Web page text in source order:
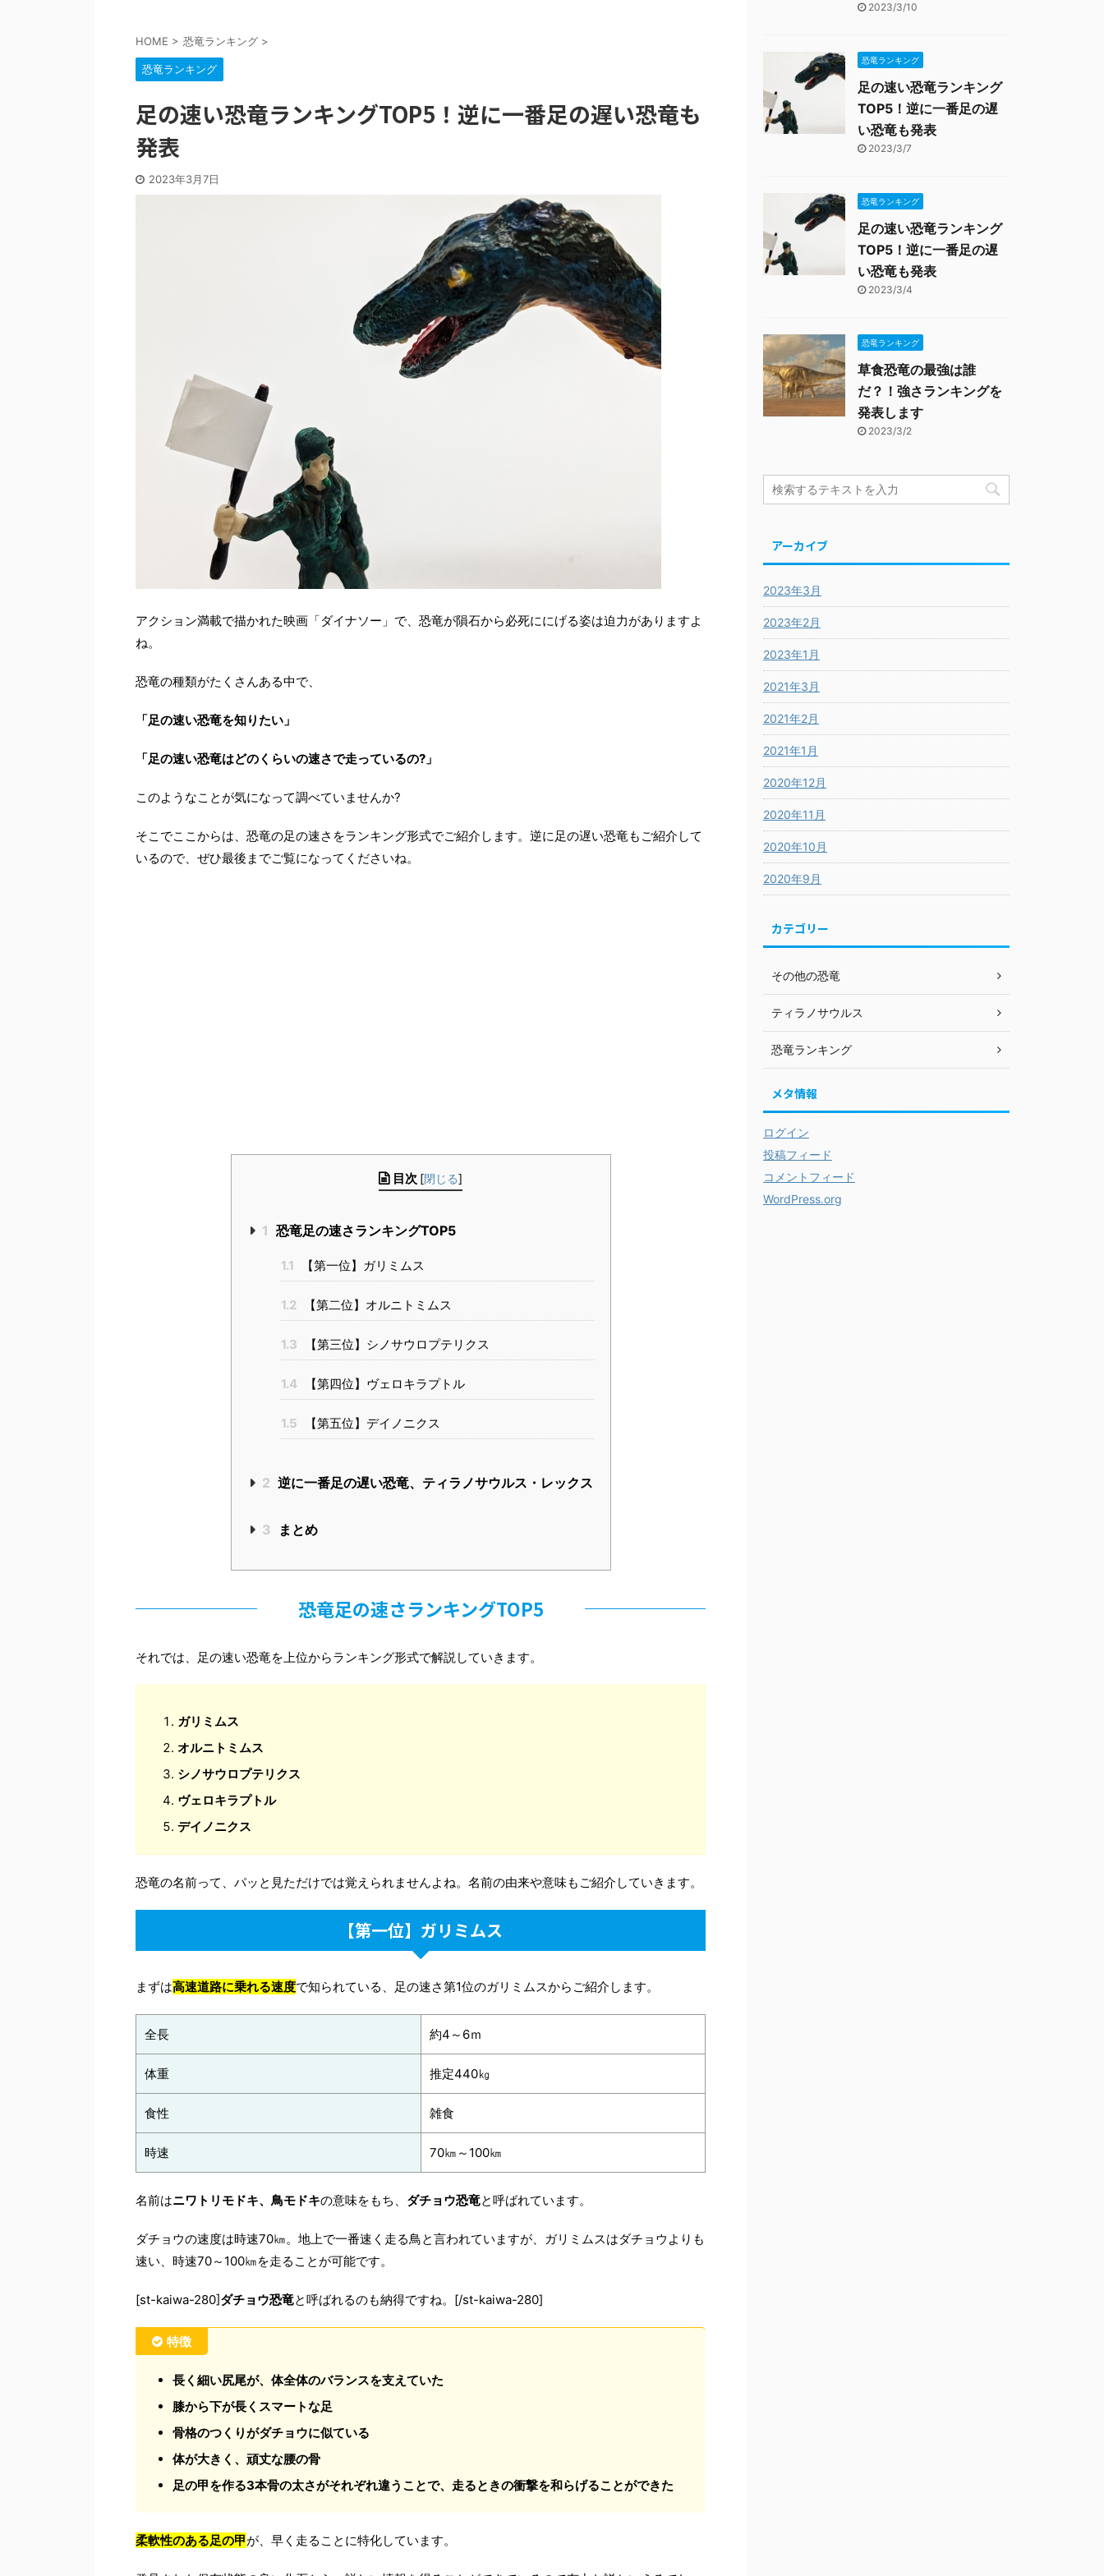
HOME > 恐竜ランキング >
恐竜ランキング
足の速い恐竜ランキングTOP5！逆に一番足の遅い恐竜も
発表
2023年3月7日
アクション満載で描かれた映画「ダイナソー」で、恐竜が隕石から必死ににげる姿は迫力がありますよ
ね。
恐竜の種類がたくさんある中で、
「足の速い恐竜を知りたい」
「足の速い恐竜はどのくらいの速さで走っているの?」
このようなことが気になって調べていませんか?
そこでここからは、恐竜の足の速さをランキング形式でご紹介します。逆に足の遅い恐竜もご紹介して
いるので、ぜひ最後までご覧になってくださいね。
目次 [閉じる]
1 恐竜足の速さランキングTOP5
1.1 【第一位】ガリミムス
1.2 【第二位】オルニトミムス
1.3 【第三位】シノサウロプテリクス
1.4 【第四位】ヴェロキラプトル
1.5 【第五位】デイノニクス
2 逆に一番足の遅い恐竜、ティラノサウルス・レックス
3 まとめ
恐竜足の速さランキングTOP5
それでは、足の速い恐竜を上位からランキング形式で解説していきます。
ガリミムス
オルニトミムス
シノサウロプテリクス
ヴェロキラプトル
デイノニクス
恐竜の名前って、パッと見ただけでは覚えられませんよね。名前の由来や意味もご紹介していきます。
【第一位】ガリミムス
まずは高速道路に乗れる速度で知られている、足の速さ第1位のガリミムスからご紹介します。
全長 約4～6ｍ
体重 推定440㎏
食性 雑食
時速 70㎞～100㎞
名前はニワトリモドキ、鳥モドキの意味をもち、 ダチョウ恐竜と呼ばれています。
ダチョウの速度は時速70㎞。地上で一番速く走る鳥と言われていますが、ガリミムスはダチョウよりも
速い、時速70～100㎞を走ることが可能です。
[st-kaiwa-280]ダチョウ恐竜と呼ばれるのも納得ですね。[/st-kaiwa-280]
特徴
長く細い尻尾が、体全体のバランスを支えていた
膝から下が長くスマートな足
骨格のつくりがダチョウに似ている
体が大きく、頑丈な腰の骨
足の甲を作る3本骨の太さがそれぞれ違うことで、走るときの衝撃を和らげることができた
柔軟性のある足の甲が、早く走ることに特化しています。
2023/3/10
恐竜ランキング
足の速い恐竜ランキング
TOP5！逆に一番足の遅
い恐竜も発表
2023/3/7
恐竜ランキング
足の速い恐竜ランキング
TOP5！逆に一番足の遅
い恐竜も発表
2023/3/4
恐竜ランキング
草食恐竜の最強は誰
だ？！強さランキングを
発表します
2023/3/2
アーカイブ
2023年3月
2023年2月
2023年1月
2021年3月
2021年2月
2021年1月
2020年12月
2020年11月
2020年10月
2020年9月
カテゴリー
その他の恐竜
ティラノサウルス
恐竜ランキング
メタ情報
ログイン
投稿フィード
コメントフィード
WordPress.org